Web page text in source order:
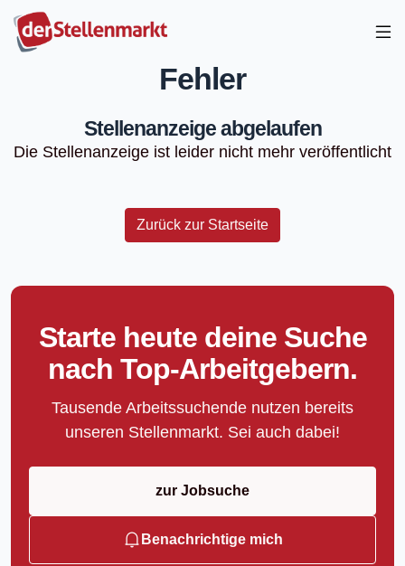
Fehler
Stellenanzeige abgelaufen
Die Stellenanzeige ist leider nicht mehr veröffentlicht
Zurück zur Startseite
Starte heute deine Suche
nach Top-Arbeitgebern.
Tausende Arbeitssuchende nutzen bereits
unseren Stellenmarkt. Sei auch dabei!
zur Jobsuche
Benachrichtige mich